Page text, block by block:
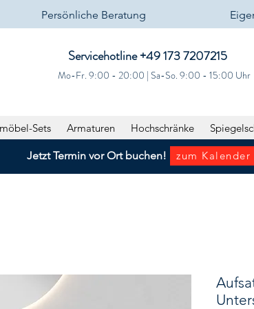
Persönliche Beratung
Servicehotline +49 173 7207215‬
Mo-Fr. 9:00 - 20:00 | Sa-So. 9:00 - 15:00 Uhr
Sets Armaturen Hochschränke
Jetzt Termin vor Ort buchen! zum Kalender